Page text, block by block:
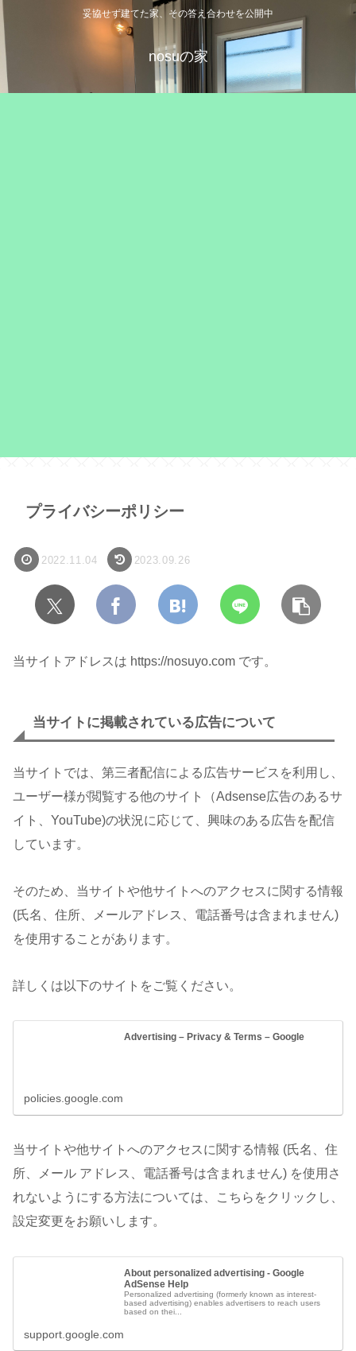
妥協せず建てた家、その答え合わせを公開中
nosuの家
プライバシーポリシー
2022.11.04 2023.09.26
当サイトアドレスは https://nosuyo.com です。
当サイトに掲載されている広告について
当サイトでは、第三者配信による広告サービスを利用し、
ユーザー様が閲覧する他のサイト（Adsense広告のあるサ
イト、YouTube)の状況に応じて、興味のある広告を配信
しています。
そのため、当サイトや他サイトへのアクセスに関する情報
(氏名、住所、メールアドレス、電話番号は含まれません)
を使用することがあります。
詳しくは以下のサイトをご覧ください。
Advertising – Privacy & Terms – Google
policies.google.com
当サイトや他サイトへのアクセスに関する情報 (氏名、住
所、メール アドレス、電話番号は含まれません) を使用さ
れないようにする方法については、こちらをクリックし、
設定変更をお願いします。
About personalized advertising - Google
AdSense Help
Personalized advertising (formerly known as interest-
based advertising) enables advertisers to reach users
based on thei...
support.google.com